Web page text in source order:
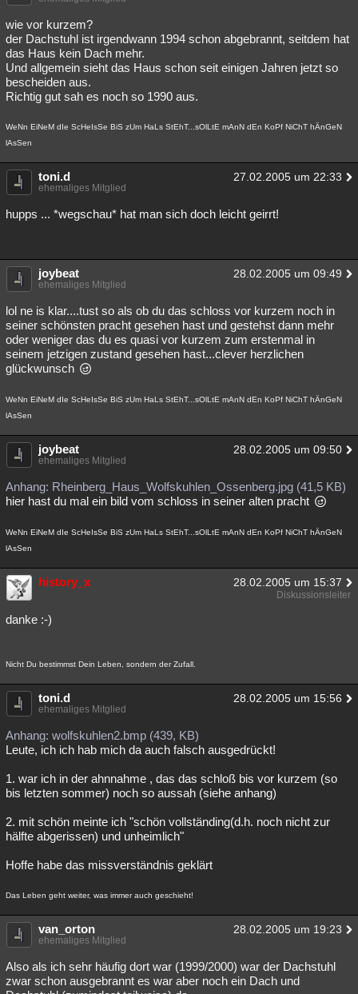
wie vor kurzem?
der Dachstuhl ist irgendwann 1994 schon abgebrannt, seitdem hat
das Haus kein Dach mehr.
Und allgemein sieht das Haus schon seit einigen Jahren jetzt so
bescheiden aus.
Richtig gut sah es noch so 1990 aus.
WeNn EiNeM dIe ScHeIsSe BiS zUm HaLs StEhT...sOlLtE mAnN dEn KoPf NiChT hÄnGeN
lAsSen
toni.d 27.02.2005 um 22:33
ehemaliges Mitglied
hupps ... *wegschau* hat man sich doch leicht geirrt!
joybeat 28.02.2005 um 09:49
ehemaliges Mitglied
lol ne is klar....tust so als ob du das schloss vor kurzem noch in
seiner schönsten pracht gesehen hast und gestehst dann mehr
oder weniger das du es quasi vor kurzem zum erstenmal in
seinem jetzigen zustand gesehen hast...clever herzlichen
glückwunsch
WeNn EiNeM dIe ScHeIsSe BiS zUm HaLs StEhT...sOlLtE mAnN dEn KoPf NiChT hÄnGeN
lAsSen
joybeat 28.02.2005 um 09:50
ehemaliges Mitglied
Anhang: Rheinberg_Haus_Wolfskuhlen_Ossenberg.jpg (41,5 KB)
hier hast du mal ein bild vom schloss in seiner alten pracht
WeNn EiNeM dIe ScHeIsSe BiS zUm HaLs StEhT...sOlLtE mAnN dEn KoPf NiChT hÄnGeN
lAsSen
history_x 28.02.2005 um 15:37
Diskussionsleiter
danke :-)
Nicht Du bestimmst Dein Leben, sondern der Zufall.
toni.d 28.02.2005 um 15:56
ehemaliges Mitglied
Anhang: wolfskuhlen2.bmp (439, KB)
Leute, ich ich hab mich da auch falsch ausgedrückt!
1. war ich in der ahnnahme , das das schloß bis vor kurzem (so
bis letzten sommer) noch so aussah (siehe anhang)
2. mit schön meinte ich "schön vollständing(d.h. noch nicht zur
hälfte abgerissen) und unheimlich"
Hoffe habe das missverständnis geklärt
Das Leben geht weiter, was immer auch geschieht!
van_orton 28.02.2005 um 19:23
ehemaliges Mitglied
Also als ich sehr häufig dort war (1999/2000) war der Dachstuhl
zwar schon ausgebrannt es war aber noch ein Dach und